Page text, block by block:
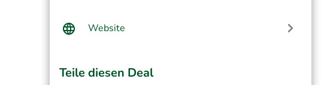
Website
Teile diesen Deal